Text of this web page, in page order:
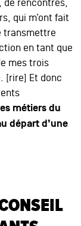
de rencontres,
qui m’ont fait
transmettre
en tant que
mes trois
[rire] Et donc
métiers du
départ d’une